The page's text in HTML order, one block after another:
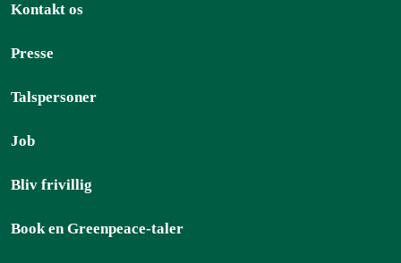
Kontakt os
Presse
Talspersoner
Job
Bliv frivillig
Book en Greenpeace-taler